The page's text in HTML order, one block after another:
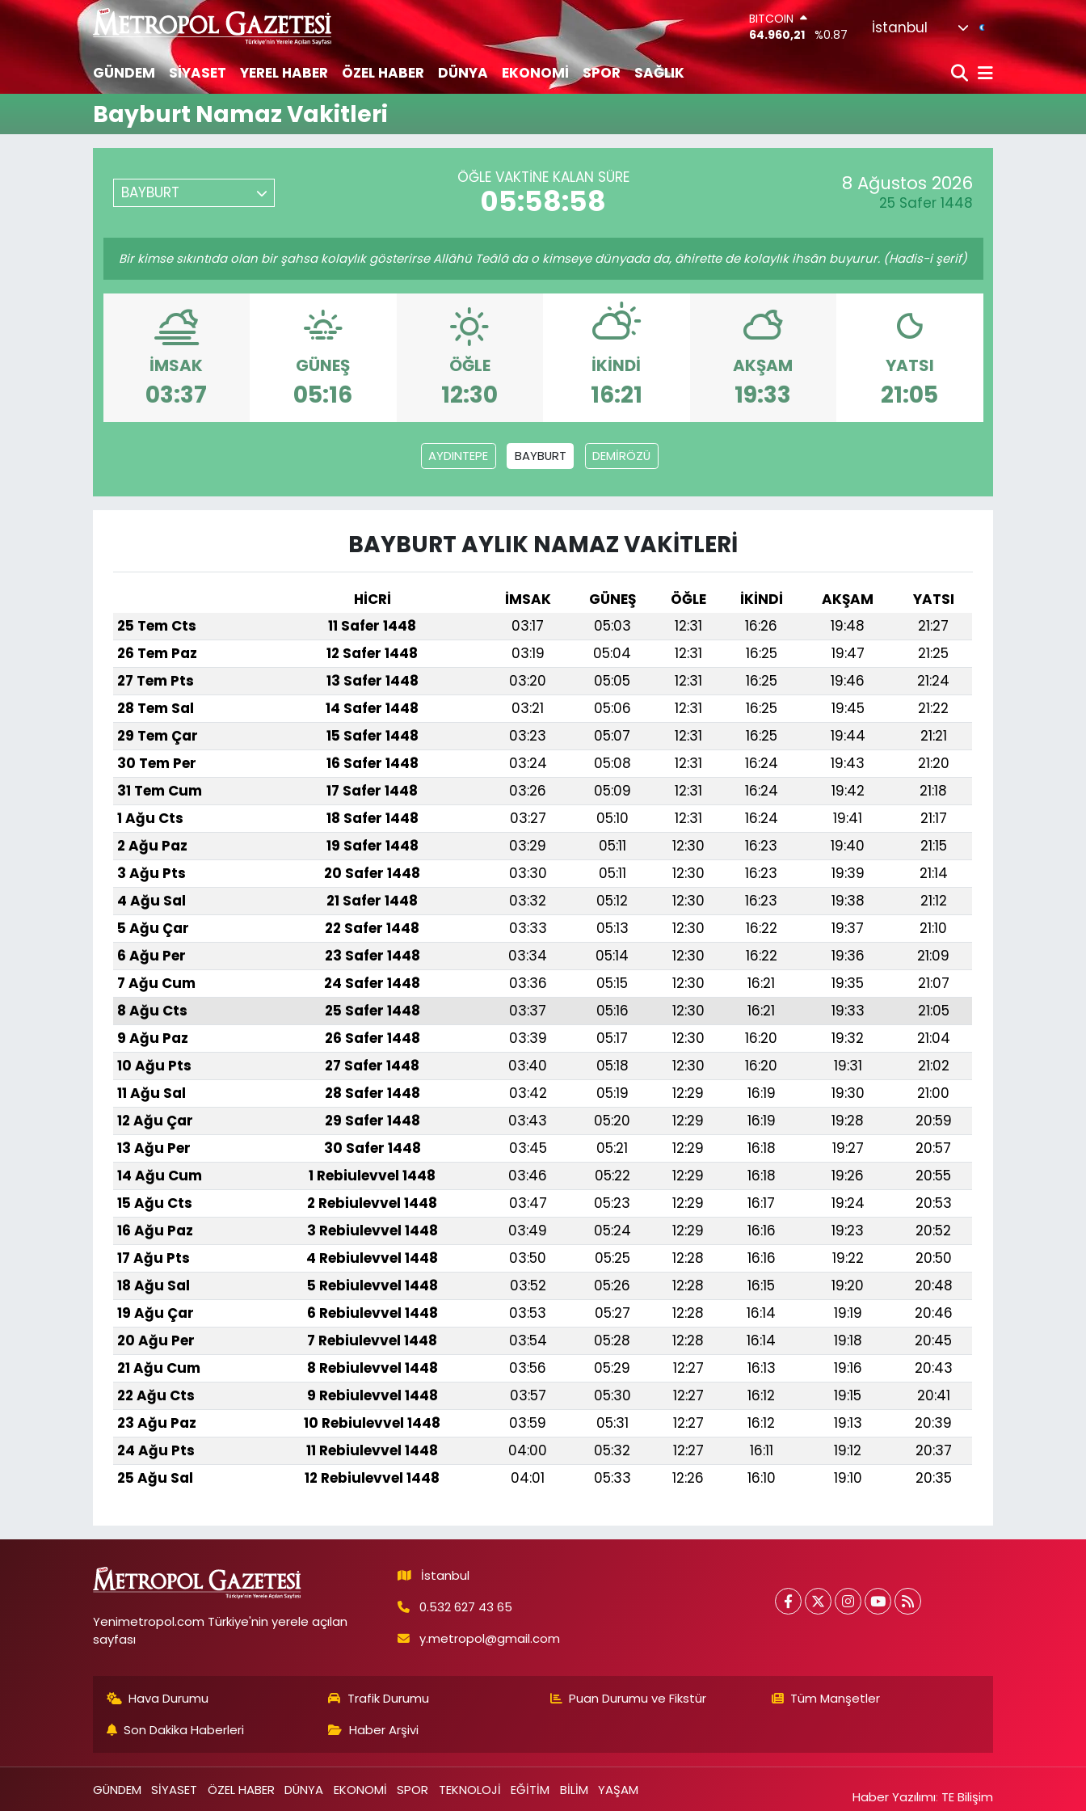
BITCOIN
64.960,21
%0.87
47,7436
EURO
55,2510
%0.32
64,4811
%0.38
G.ALTIN
İstanbul
GÜNDEM SİYASET YEREL HABER ÖZEL HABER DÜNYA EKONOMİ SPOR SAĞLIK
Bayburt Namaz Vakitleri
BAYBURT
ÖĞLE VAKTİNE KALAN SÜRE
05:58:58 8 Ağustos 2026
25 Safer 1448
Bir kimse sıkıntıda olan bir şahsa kolaylık gösterirse Allâhü Teâlâ da o kimseye dünyada da, âhirette de kolaylık ihsân buyurur. (Hadis-i şerif)
İMSAK
03:37
GÜNEŞ
05:16
ÖĞLE
12:30
İKINDI
16:21
AKŞAM
19:33
YATSI
21:05
AYDINTEPE BAYBURT DEMİRÖZÜ
BAYBURT AYLIK NAMAZ VAKITLERI
HİCRİ İMSAK GÜNEŞ ÖĞLE İKINDI AKŞAM
YATSI
25 Tem Cts
11 Safer 1448 03:17 05:03 12:31 16:26 19:48
21:27
26 Tem Paz
12 Safer 1448 03:19 05:04 12:31 16:25 19:47
21:25
27 Tem Pts
13 Safer 1448 03:20 05:05 12:31 16:25 19:46
21:24
28 Tem Sal
14 Safer 1448 03:21 05:06 12:31 16:25 19:45
21:22
29 Tem Çar
15 Safer 1448 03:23 05:07 12:31 16:25 19:44
21:21
30 Tem Per
16 Safer 1448 03:24 05:08 12:31 16:24 19:43
21:20
31 Tem Cum
17 Safer 1448 03:26 05:09 12:31 16:24 19:42
21:18
1 Ağu Cts
18 Safer 1448 03:27 05:10 12:31 16:24 19:41
21:17
2 Ağu Paz
19 Safer 1448 03:29 05:11 12:30 16:23 19:40
21:15
3 Ağu Pts
20 Safer 1448 03:30 05:11 12:30 16:23 19:39
21:14
4 Ağu Sal
21 Safer 1448 03:32 05:12 12:30 16:23 19:38
21:12
5 Ağu Çar
22 Safer 1448 03:33 05:13 12:30 16:22 19:37
21:10
6 Ağu Per
23 Safer 1448 03:34 05:14 12:30 16:22 19:36
21:09
7 Ağu Cum
24 Safer 1448 03:36 05:15 12:30 16:21 19:35
21:07
8 Ağu Cts
25 Safer 1448 03:37 05:16 12:30 16:21 19:33
21:05
9 Ağu Paz
26 Safer 1448 03:39 05:17 12:30 16:20 19:32
21:04
10 Ağu Pts
27 Safer 1448 03:40 05:18 12:30 16:20 19:31
21:02
11 Ağu Sal
28 Safer 1448 03:42 05:19 12:29 16:19 19:30
21:00
12 Ağu Çar
29 Safer 1448 03:43 05:20 12:29 16:19 19:28
20:59
13 Ağu Per
30 Safer 1448 03:45 05:21 12:29 16:18 19:27
20:57
14 Ağu Cum
1 Rebiulevvel 1448 03:46 05:22 12:29 16:18 19:26
20:55
15 Ağu Cts
2 Rebiulevvel 1448 03:47 05:23 12:29 16:17 19:24
20:53
16 Ağu Paz
3 Rebiulevvel 1448 03:49 05:24 12:29 16:16 19:23
20:52
17 Ağu Pts
4 Rebiulevvel 1448 03:50 05:25 12:28 16:16 19:22
20:50
18 Ağu Sal
5 Rebiulevvel 1448 03:52 05:26 12:28 16:15 19:20
20:48
19 Ağu Çar
6 Rebiulevvel 1448 03:53 05:27 12:28 16:14 19:19
20:46
20 Ağu Per
7 Rebiulevvel 1448 03:54 05:28 12:28 16:14 19:18
20:45
21 Ağu Cum
8 Rebiulevvel 1448 03:56 05:29 12:27 16:13 19:16
20:43
22 Ağu Cts
9 Rebiulevvel 1448 03:57 05:30 12:27 16:12 19:15
20:41
23 Ağu Paz
10 Rebiulevvel 1448 03:59 05:31 12:27 16:12 19:13
20:39
24 Ağu Pts
11 Rebiulevvel 1448 04:00 05:32 12:27 16:11 19:12
20:37
25 Ağu Sal
12 Rebiulevvel 1448 04:01 05:33 12:26 16:10 19:10 20:35
Yenimetropol.com Türkiye'nin yerele açılan
sayfası
İstanbul
0.532 627 43 65
y.metropol@gmail.com
Hava Durumu Trafik Durumu Puan Durumu ve Fikstür
Tüm Manşetler
Son Dakika Haberleri
Haber Arşivi
GÜNDEM SİYASET ÖZEL HABER DÜNYA EKONOMİ SPOR TEKNOLOJİ EĞİTİM BİLİM YAŞAM Haber Yazılımı: TE Bilişim
Hava Durumu
Trafik Durumu
Süper Lig Puan Durumu ve Fikstür
Tüm Manşetler
Haber Arşivi